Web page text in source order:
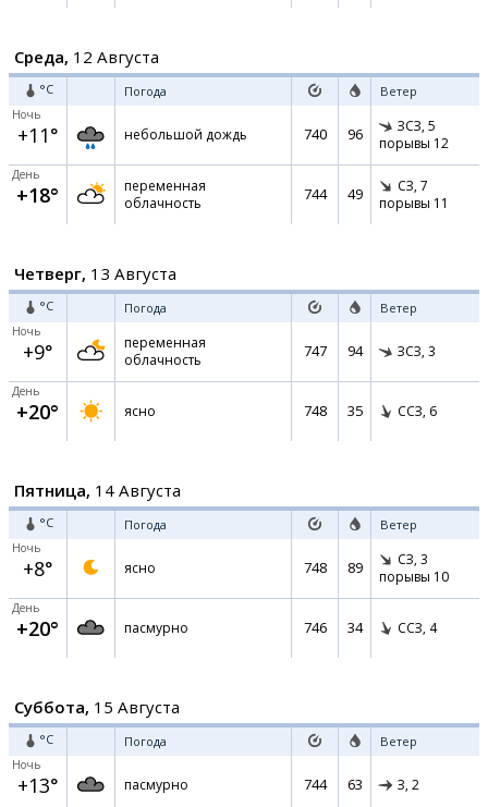
Среда, 12 Августа
°C Погода Ветер
Ночь
+11° небольшой дождь 740 96 ЗСЗ, 5
порывы 12
День
+18°
переменная
облачность
744 49 СЗ, 7
порывы 11
Четверг, 13 Августа
°C Погода Ветер
Ночь
+9°
переменная
облачность
747 94 ЗСЗ, 3
День
+20° ясно 748 35 ССЗ, 6
Пятница, 14 Августа
°C Погода Ветер
Ночь
+8° ясно 748 89 СЗ, 3
порывы 10
День
+20° пасмурно 746 34 ССЗ, 4
Суббота, 15 Августа
°C Погода Ветер
Ночь
+13° пасмурно 744 63 З, 2